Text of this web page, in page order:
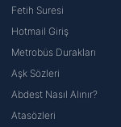
Fetih Suresi
Hotmail Giriş
Metrobüs Durakları
Aşk Sözleri
Abdest Nasıl Alınır?
Atasözleri